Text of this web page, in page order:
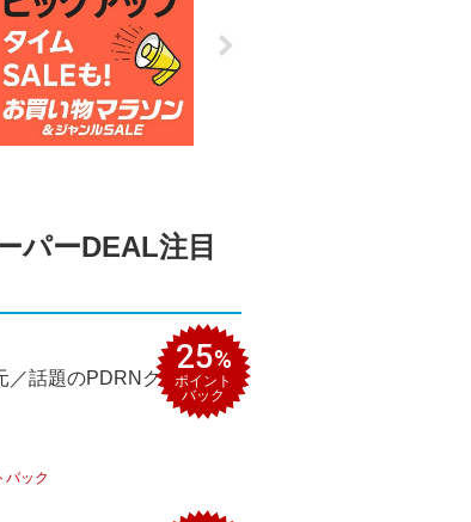
パーDEAL注目
25%
ポイント
バック
／話題のPDRNクレンジン
バック